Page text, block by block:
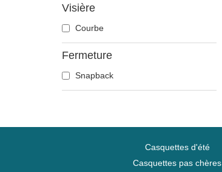
Crabe
Dauphin
Doberman
Dragon
Visière
Courbe
Fermeture
Snapback
Casquettes d'été
Casquettes pas chères